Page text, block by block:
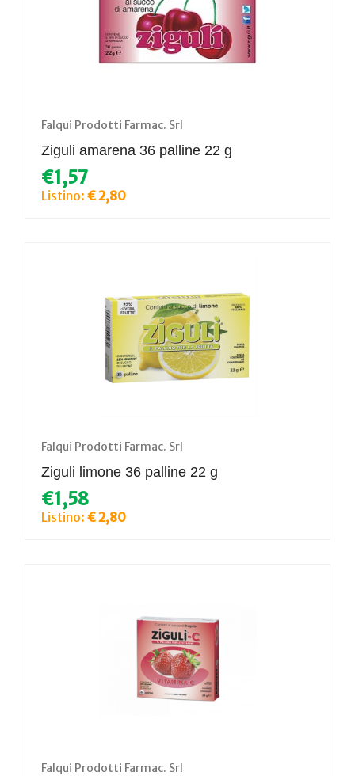
Falqui Prodotti Farmac. Srl
Ziguli amarena 36 palline 22 g
€1,57
Listino: € 2,80
Falqui Prodotti Farmac. Srl
Ziguli limone 36 palline 22 g
€1,58
Listino: € 2,80
Falqui Prodotti Farmac. Srl